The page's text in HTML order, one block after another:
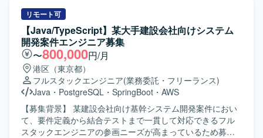
ョンアップ対応や、DBをOracleからPostgreSQLへ変更する
プロジェクトに参画していただきます。アプリケーション
側の要件定義や設計をご対応いただき、要件定義書および
設計書などのドキュメント作成やQA表の更新を行っていた
だきます。ご志向や評価に応じて、実装やテスト工程まで
ご対応いただく場合もございます。 【求める人物像】 Web
アプリケーション開発において豊富な経験をお持ちで、要
件定義から設計まで主体的に推進できる方を求めておりま
す。チームで円滑にコミュニケーションを取りながら課題
を整理し、周囲と協力して問題解決に取り組める方にマッ
チするポジションとなります。 【ポジションの魅力】 大規
リモート可
【Java/TypeScript】某大手建設会社向けシステム
開発案件エンジニア募集
〜800,000円/月
港区（東京都）
フルスタックエンジニア(業務委託・フリーランス)
Java ・ PostgreSQL ・ SpringBoot ・ AWS
【募集背景】 某建設会社向け基幹システム開発案件におい
て、要件定義から結合テストまで一貫して対応できるフル
スタックエンジニアの参画ニーズが高まっているため募集